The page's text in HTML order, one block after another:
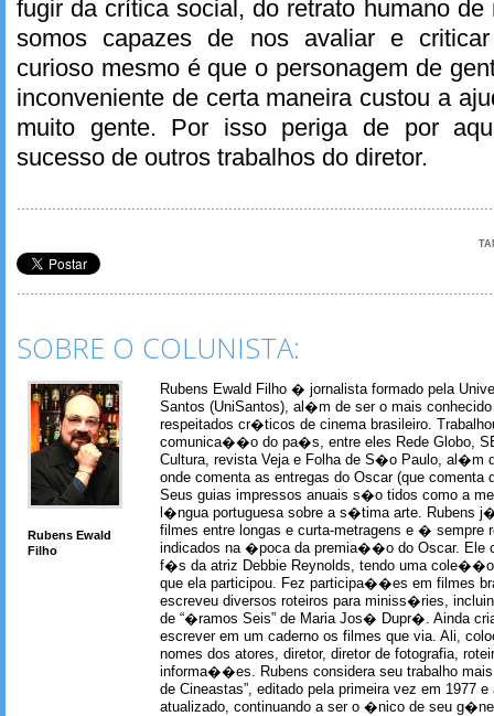
fugir da crítica social, do retrato humano
somos capazes de nos avaliar e
curioso mesmo é que o personagem de
inconveniente de certa maneira custou a
muito gente. Por isso periga de por
sucesso de outros trabalhos do diretor.
SOBRE O COLUNISTA:
Rubens Ewald
Filho
Rubens Ewald Filho � jornalista formado pela
Santos (UniSantos), al�m de ser o mais
respeitados cr�ticos de cinema brasileiro.
comunica��o do pa�s, entre eles Rede Globo,
Cultura, revista Veja e Folha de S�o Paulo, al�m
onde comenta as entregas do Oscar (que comenta
Seus guias impressos anuais s�o tidos como a
l�ngua portuguesa sobre a s�tima arte. Rubens
filmes entre longas e curta-metragens e � sempre
indicados na �poca da premia��o do Oscar. Ele
f�s da atriz Debbie Reynolds, tendo uma
que ela participou. Fez participa��es em filmes
escreveu diversos roteiros para miniss�ries,
de “�ramos Seis” de Maria Jos� Dupr�. Ainda
escrever em um caderno os filmes que via. Ali,
nomes dos atores, diretor, diretor de fotografia,
informa��es. Rubens considera seu trabalho
de Cineastas”, editado pela primeira vez em 1977 e
atualizado, continuando a ser o �nico de seu